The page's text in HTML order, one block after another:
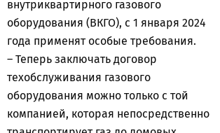
внутриквартирного газового
оборудования (ВКГО), с 1 января 2024
года применят особые требования.
– Теперь заключать договор
техобслуживания газового
оборудования можно только с той
компанией, которая непосредственно